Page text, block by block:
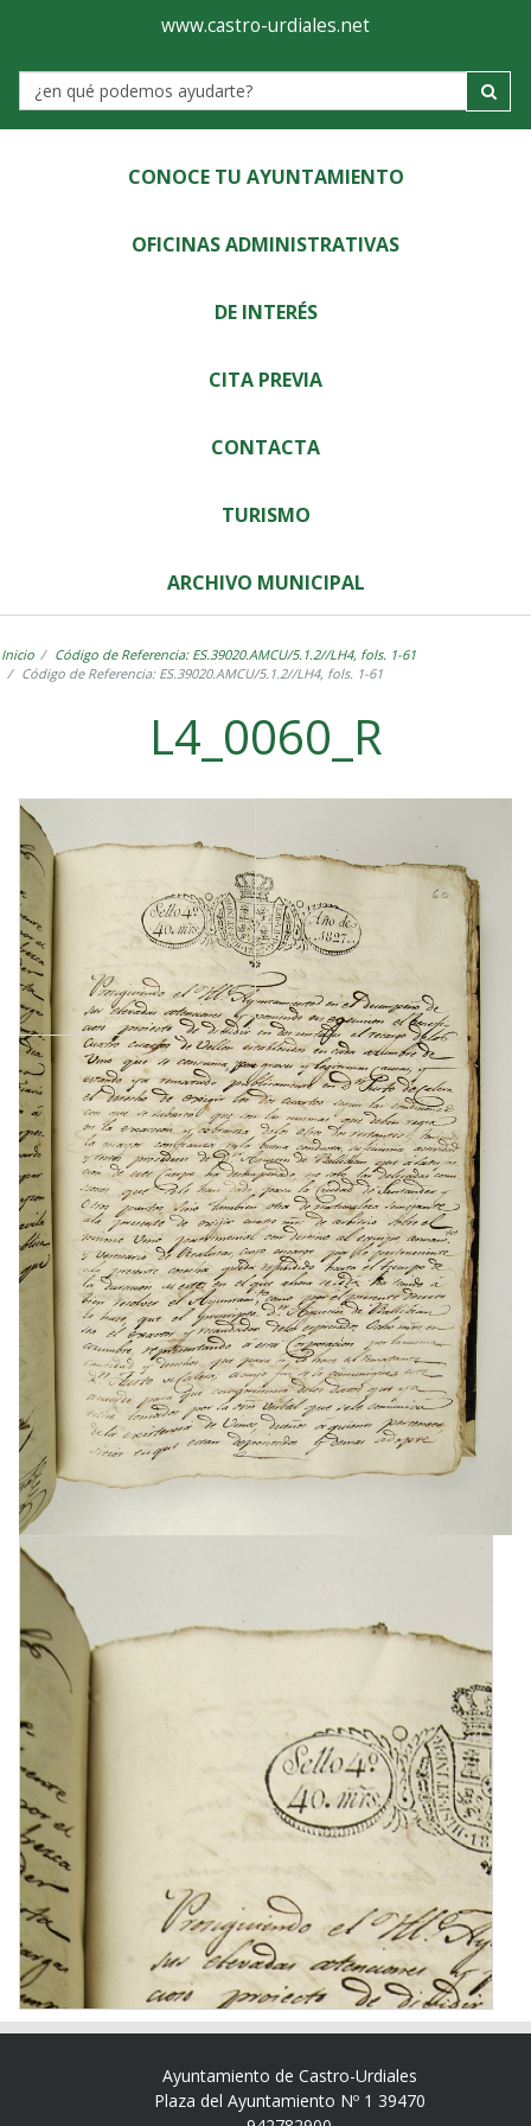
Ayuntamiento
de
Castro-
Urdiales
www.castro-urdiales.net
Label
CONOCE TU AYUNTAMIENTO
OFICINAS ADMINISTRATIVAS
DE INTERÉS
CITA PREVIA
CONTACTA
TURISMO
ARCHIVO MUNICIPAL
Inicio
Código de Referencia: ES.39020.AMCU/5.1.2//LH4, fols. 1-61
Código de Referencia: ES.39020.AMCU/5.1.2//LH4, fols. 1-61
L4_0060_R
Ayuntamiento de Castro-Urdiales
Plaza del Ayuntamiento Nº 1 39470